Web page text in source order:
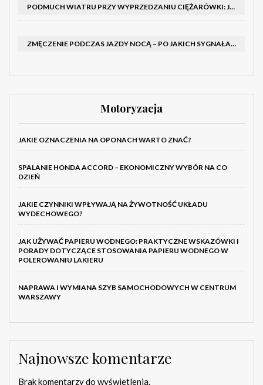
PODMUCH WIATRU PRZY WYPRZEDZANIU CIĘŻARÓWKI: JAK UTRZYMAĆ TOR JAZDY I OPANOWAĆ AUTO
ZMĘCZENIE PODCZAS JAZDY NOCĄ – PO JAKICH SYGNAŁACH ROZPOZNAĆ SENNOŚĆ ZA KIEROWNICĄ I KIEDY ZROBIĆ PRZERWĘ
Motoryzacja
JAKIE OZNACZENIA NA OPONACH WARTO ZNAĆ?
SPALANIE HONDA ACCORD – EKONOMICZNY WYBÓR NA CO
DZIEŃ
JAKIE CZYNNIKI WPŁYWAJĄ NA ŻYWOTNOŚĆ UKŁADU
WYDECHOWEGO?
JAK UŻYWAĆ PAPIERU WODNEGO: PRAKTYCZNE WSKAZÓWKI I
PORADY DOTYCZĄCE STOSOWANIA PAPIERU WODNEGO W
POLEROWANIU LAKIERU
NAPRAWA I WYMIANA SZYB SAMOCHODOWYCH W CENTRUM
WARSZAWY
Najnowsze komentarze
Brak komentarzy do wyświetlenia.